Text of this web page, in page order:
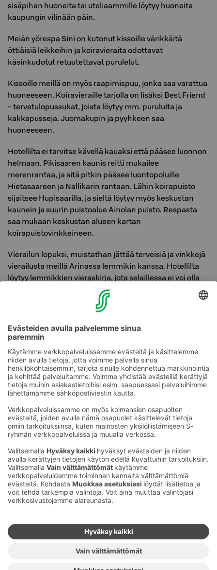
sisäpihan huoneita tai uteliaammille löytyy huoneita
kaupungin vilinään päin.
Meiän yörespa Sini on kutonut kissoille värikkäitä
öttiäisiä leikkeihin ja koiravieraita odottavat
käsinkudotut retuutettavat purulelut.
Kissoille meillä on myös raapimispuu, jonka saa varattua
huoneeseen. Koiravieraille tarjolla on lisäksi Best Friend
- tervetulopussukat, joista löytyy mm. puruluita ja
kakkapusseja. Juomakupin ja pyyhkeen saa
huoneeseen.
Hotellilta ei tarvitse kävellä kauaksi että pääsee luonnon
helmaan. Pikisaaren kaunis reitti mukailee
merenrantaa, ja sitä pitkin pääsee luontopoluille
Hietasaareen ja Nallikarin rantaan. Lähin koirapuisto
sijaitsee Hupisaarilla, ja sieltä löytyy myös keskustan
kaunein ja suurin puistoalue Ainolan puisto. Respasta
saa mukaan keskustan alueen kartan
koirapuistovinkkeineen.
Vierailun lopuksi, muistathan jättää terveisiä ja vinkkejä
vierailusta meillä Arinassa lemmikin kanssa. Hotellilta
löytyy lemmikkien vieraskirja, jota selaillessa ei voi olla
hymyilemättä. Mieluusti myös postaamme kuvia
lemmikkitouhuista hotellin someen, mikäli lupa
Ilmoitathan lemmikin tulosta jo varausvaiheessa
huoneen.
Ota yhteyttä
Hotellien yhteystiedot
Asiakaspalvelun yhteystiedot›
Palaute
Anna palautetta
Sokos Hotels uutiskirje
Tilaa uutiskirje
Saat Sokos Hotellien uusimmat
edut ja uutiset sähköpostiisi
kuukausittain.
Palkinnot ja sertifikaatit
Sokos Hotels somessa
Sokos Hotels
Facebookissa
Sokos Hotels
Sokos
Hotels
Sokos
Hotels